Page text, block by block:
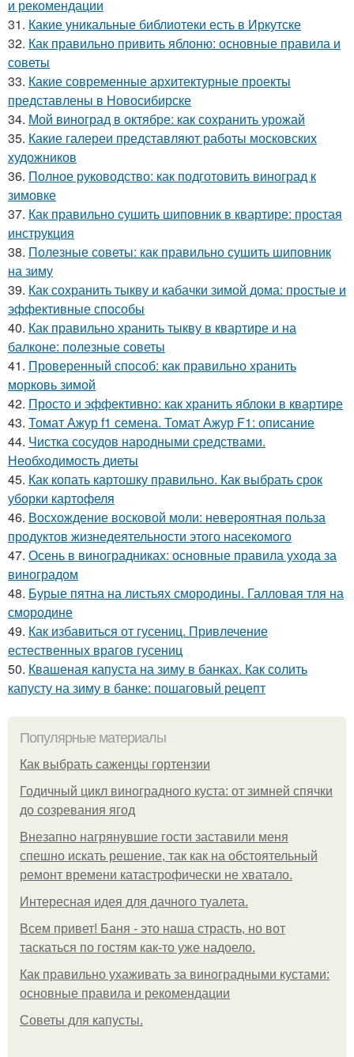
и рекомендации
31. Какие уникальные библиотеки есть в Иркутске
32. Как правильно привить яблоню: основные правила и
советы
33. Какие современные архитектурные проекты
представлены в Новосибирске
34. Мой виноград в октябре: как сохранить урожай
35. Какие галереи представляют работы московских
художников
36. Полное руководство: как подготовить виноград к
зимовке
37. Как правильно сушить шиповник в квартире: простая
инструкция
38. Полезные советы: как правильно сушить шиповник
на зиму
39. Как сохранить тыкву и кабачки зимой дома: простые и
эффективные способы
40. Как правильно хранить тыкву в квартире и на
балконе: полезные советы
41. Проверенный способ: как правильно хранить
морковь зимой
42. Просто и эффективно: как хранить яблоки в квартире
43. Томат Ажур f1 семена. Томат Ажур F1: описание
44. Чистка сосудов народными средствами.
Необходимость диеты
45. Как копать картошку правильно. Как выбрать срок
уборки картофеля
46. Восхождение восковой моли: невероятная польза
продуктов жизнедеятельности этого насекомого
47. Осень в виноградниках: основные правила ухода за
виноградом
48. Бурые пятна на листьях смородины. Галловая тля на
смородине
49. Как избавиться от гусениц. Привлечение
естественных врагов гусениц
50. Квашеная капуста на зиму в банках. Как солить
капусту на зиму в банке: пошаговый рецепт
Популярные материалы
Как выбрать саженцы гортензии
Годичный цикл виноградного куста: от зимней спячки
до созревания ягод
Внезапно нагрянувшие гости заставили меня
спешно искать решение, так как на обстоятельный
ремонт времени катастрофически не хватало.
Интересная идея для дачного туалета.
Всем привет! Баня - это наша страсть, но вот
таскаться по гостям как-то уже надоело.
Как правильно ухаживать за виноградными кустами:
основные правила и рекомендации
Советы для капусты.